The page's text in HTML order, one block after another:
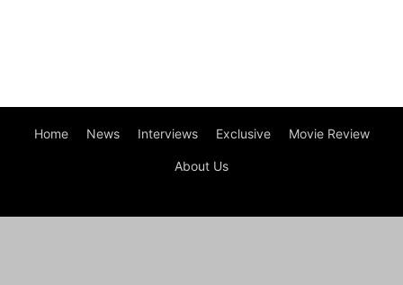
Home News Interviews Exclusive Movie Review
About Us